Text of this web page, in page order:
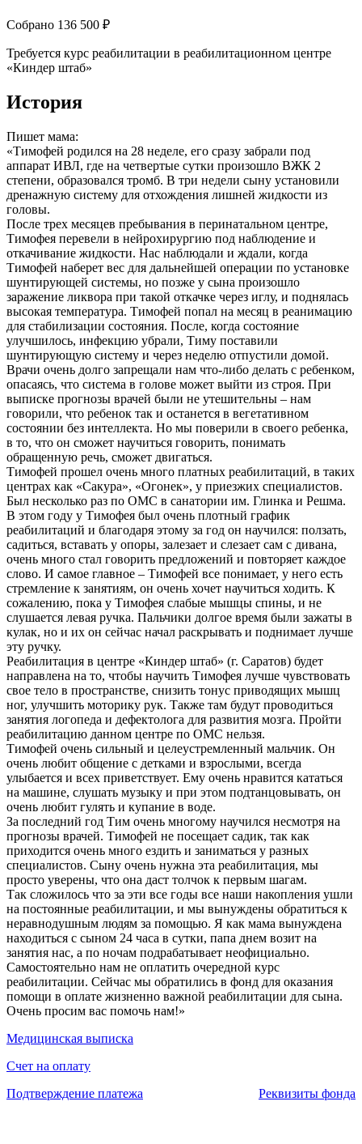
Собрано 136 500 ₽
Требуется курс реабилитации в реабилитационном центре
«Киндер штаб»
История
Пишет мама:
«Тимофей родился на 28 неделе, его сразу забрали под
аппарат ИВЛ, где на четвертые сутки произошло ВЖК 2
степени, образовался тромб. В три недели сыну установили
дренажную систему для отхождения лишней жидкости из
головы.
После трех месяцев пребывания в перинатальном центре,
Тимофея перевели в нейрохирургию под наблюдение и
откачивание жидкости. Нас наблюдали и ждали, когда
Тимофей наберет вес для дальнейшей операции по установке
шунтирующей системы, но позже у сына произошло
заражение ликвора при такой откачке через иглу, и поднялась
высокая температура. Тимофей попал на месяц в реанимацию
для стабилизации состояния. После, когда состояние
улучшилось, инфекцию убрали, Тиму поставили
шунтирующую систему и через неделю отпустили домой.
Врачи очень долго запрещали нам что-либо делать с ребенком,
опасаясь, что система в голове может выйти из строя. При
выписке прогнозы врачей были не утешительны – нам
говорили, что ребенок так и останется в вегетативном
состоянии без интеллекта. Но мы поверили в своего ребенка,
в то, что он сможет научиться говорить, понимать
обращенную речь, сможет двигаться.
Тимофей прошел очень много платных реабилитаций, в таких
центрах как «Сакура», «Огонек», у приезжих специалистов.
Был несколько раз по ОМС в санатории им. Глинка и Решма.
В этом году у Тимофея был очень плотный график
реабилитаций и благодаря этому за год он научился: ползать,
садиться, вставать у опоры, залезает и слезает сам с дивана,
очень много стал говорить предложений и повторяет каждое
слово. И самое главное – Тимофей все понимает, у него есть
стремление к занятиям, он очень хочет научиться ходить. К
сожалению, пока у Тимофея слабые мышцы спины, и не
слушается левая ручка. Пальчики долгое время были зажаты в
кулак, но и их он сейчас начал раскрывать и поднимает лучше
эту ручку.
Реабилитация в центре «Киндер штаб» (г. Саратов) будет
направлена на то, чтобы научить Тимофея лучше чувствовать
свое тело в пространстве, снизить тонус приводящих мышц
ног, улучшить моторику рук. Также там будут проводиться
занятия логопеда и дефектолога для развития мозга. Пройти
реабилитацию данном центре по ОМС нельзя.
Тимофей очень сильный и целеустремленный мальчик. Он
очень любит общение с детками и взрослыми, всегда
улыбается и всех приветствует. Ему очень нравится кататься
на машине, слушать музыку и при этом подтанцовывать, он
очень любит гулять и купание в воде.
За последний год Тим очень многому научился несмотря на
прогнозы врачей. Тимофей не посещает садик, так как
приходится очень много ездить и заниматься у разных
специалистов. Сыну очень нужна эта реабилитация, мы
просто уверены, что она даст толчок к первым шагам.
Так сложилось что за эти все годы все наши накопления ушли
на постоянные реабилитации, и мы вынуждены обратиться к
неравнодушным людям за помощью. Я как мама вынуждена
находиться с сыном 24 часа в сутки, папа днем возит на
занятия нас, а по ночам подрабатывает неофициально.
Самостоятельно нам не оплатить очередной курс
реабилитации. Сейчас мы обратились в фонд для оказания
помощи в оплате жизненно важной реабилитации для сына.
Очень просим вас помочь нам!»
Медицинская выписка
Счет на оплату
Подтверждение платежа
Реквизиты фонда